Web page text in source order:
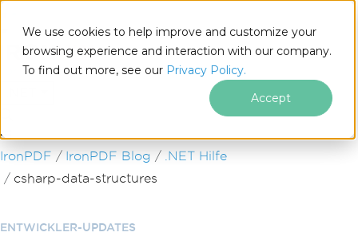
We use cookies to help improve and customize your
browsing experience and interaction with our company.
To find out more, see our Privacy Policy.
Accept
Zum Fußzeileninhalt springen
IronPDF IronPDF Blog
.NET Hilfe
csharp-data-structures
ENTWICKLER-UPDATES